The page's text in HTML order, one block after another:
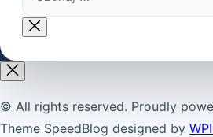
Close
search
© All rights reserved. Proudly
Theme SpeedBlog designed by